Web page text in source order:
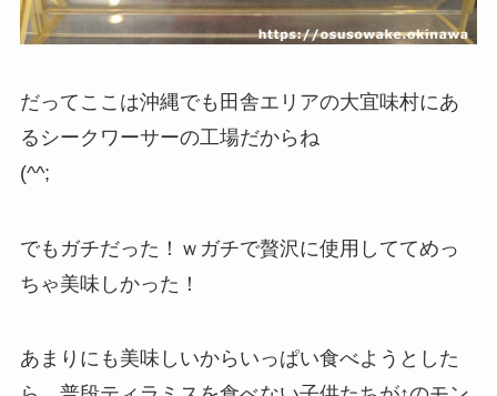
だってここは沖縄でも田舎エリアの大宜味村にあ
るシークワーサーの工場だからね
(^^;
でもガチだった！ｗガチで贅沢に使用しててめっ
ちゃ美味しかった！
あまりにも美味しいからいっぱい食べようとした